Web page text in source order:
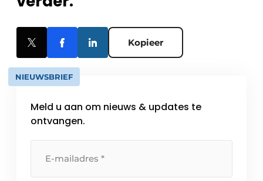
Kopieer
NIEUWSBRIEF
Meld u aan om nieuws & updates te
ontvangen.